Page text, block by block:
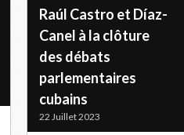
Raúl Castro et Díaz-
Canel à la clôture
des débats
parlementaires
cubains
22 Juillet 2023